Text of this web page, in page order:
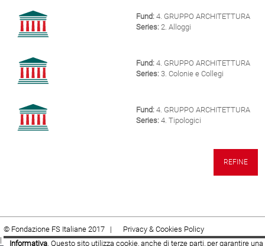
Fund: 4. GRUPPO ARCHITETTURA
Series: 2. Alloggi
Fund: 4. GRUPPO ARCHITETTURA
Series: 3. Colonie e Collegi
Fund: 4. GRUPPO ARCHITETTURA
Series: 4. Tipologici
REFINE
© Fondazione FS Italiane 2017 |
Privacy & Cookies Policy
|Cookie|Termini e condizioni
Informativa. Questo sito utilizza cookie, anche di terze parti, per garantire una